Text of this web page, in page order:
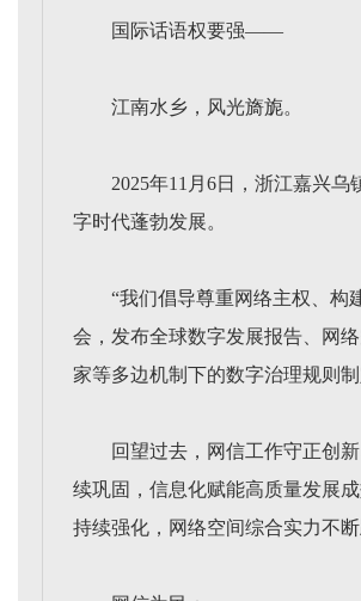
国际话语权要强——
江南水乡，风光旖旎。
2025年11月6日，浙江嘉兴
字时代蓬勃发展。
“我们倡导尊重网络主权、构
会，发布全球数字发展报告、网
家等多边机制下的数字治理规则
回望过去，网信工作守正创
续巩固，信息化赋能高质量发展
持续强化，网络空间综合实力不